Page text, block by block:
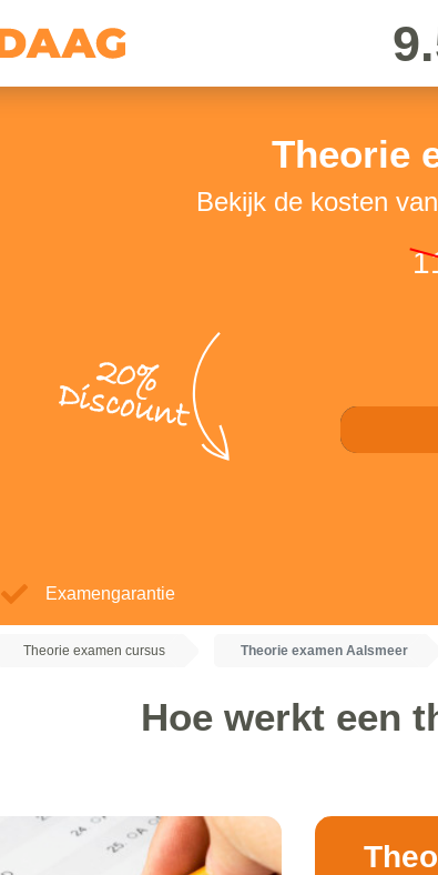
Theorie
Bekijk de kosten
20%
Discount
Examengarantie
Theorie examen cursus Theorie examen Aalsmeer
Hoe werkt een